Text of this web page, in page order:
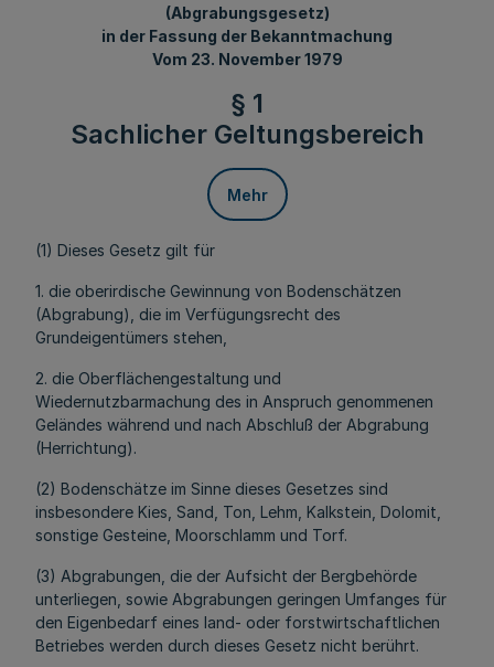
(Abgrabungsgesetz)
in der Fassung der Bekanntmachung
Vom 23. November 1979
§ 1
Sachlicher Geltungsbereich
Mehr
(1) Dieses Gesetz gilt für
1. die oberirdische Gewinnung von Bodenschätzen
(Abgrabung), die im Verfügungsrecht des
Grundeigentümers stehen,
2. die Oberflächengestaltung und
Wiedernutzbarmachung des in Anspruch genommenen
Geländes während und nach Abschluß der Abgrabung
(Herrichtung).
(2) Bodenschätze im Sinne dieses Gesetzes sind
insbesondere Kies, Sand, Ton, Lehm, Kalkstein, Dolomit,
sonstige Gesteine, Moorschlamm und Torf.
(3) Abgrabungen, die der Aufsicht der Bergbehörde
unterliegen, sowie Abgrabungen geringen Umfanges für
den Eigenbedarf eines land- oder forstwirtschaftlichen
Betriebes werden durch dieses Gesetz nicht berührt.